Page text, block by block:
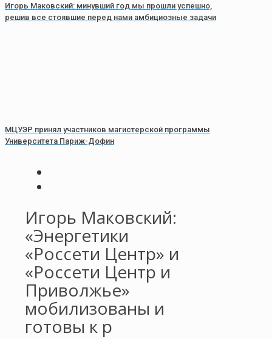
Игорь Маковский: минувший год мы прошли успешно,
решив все стоявшие перед нами амбициозные задачи
МЦУЭР принял участников магистерской программы
Университета Париж-Дофин
Игорь Маковский:
«Энергетики
«Россети Центр» и
«Россети Центр и
Приволжье»
мобилизованы и
готовы к р